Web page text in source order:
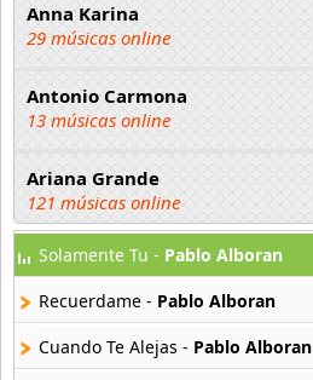
Anna Karina
29 músicas online
Antonio Carmona
13 músicas online
Ariana Grande
121 músicas online
Aselin Debison
25 músicas online
Asmir Young
36 músicas online
Solamente Tu - Pablo Alboran
Recuerdame - Pablo Alboran
Cuando Te Alejas - Pablo Alboran